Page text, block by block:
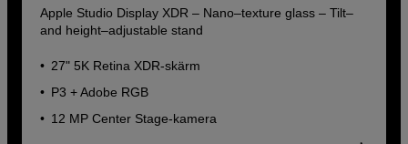
Apple Studio Display XDR – Nano–texture glass – Tilt–
and height–adjustable stand
27" 5K Retina XDR‑skärm
P3 + Adobe RGB
12 MP Center Stage-kamera